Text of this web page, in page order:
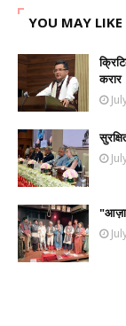
YOU MAY LIKE
करार